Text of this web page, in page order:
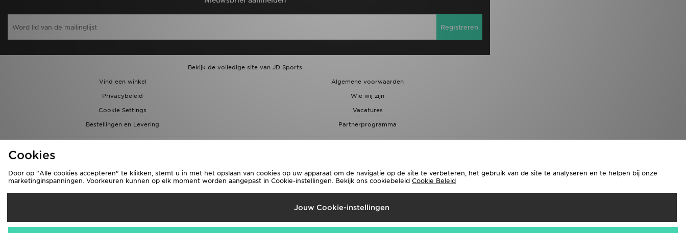
Registreren
Bekijk de volledige site van JD Sports
Vind een winkel
Algemene voorwaarden
Privacybeleid
Wie wij zijn
Cookie Settings
Vacatures
Bestellingen en Levering
Partnerprogramma
Verzenden Naar
Cookies
Door op "Alle cookies accepteren" te klikken, stemt u in met het opslaan van cookies op uw apparaat om de navigatie op de site te verbeteren, het gebruik van de site te analyseren en te helpen bij onze
marketinginspanningen. Voorkeuren kunnen op elk moment worden aangepast in Cookie-instellingen. Bekijk ons cookiebeleid Cookie Beleid
Jouw Cookie-instellingen